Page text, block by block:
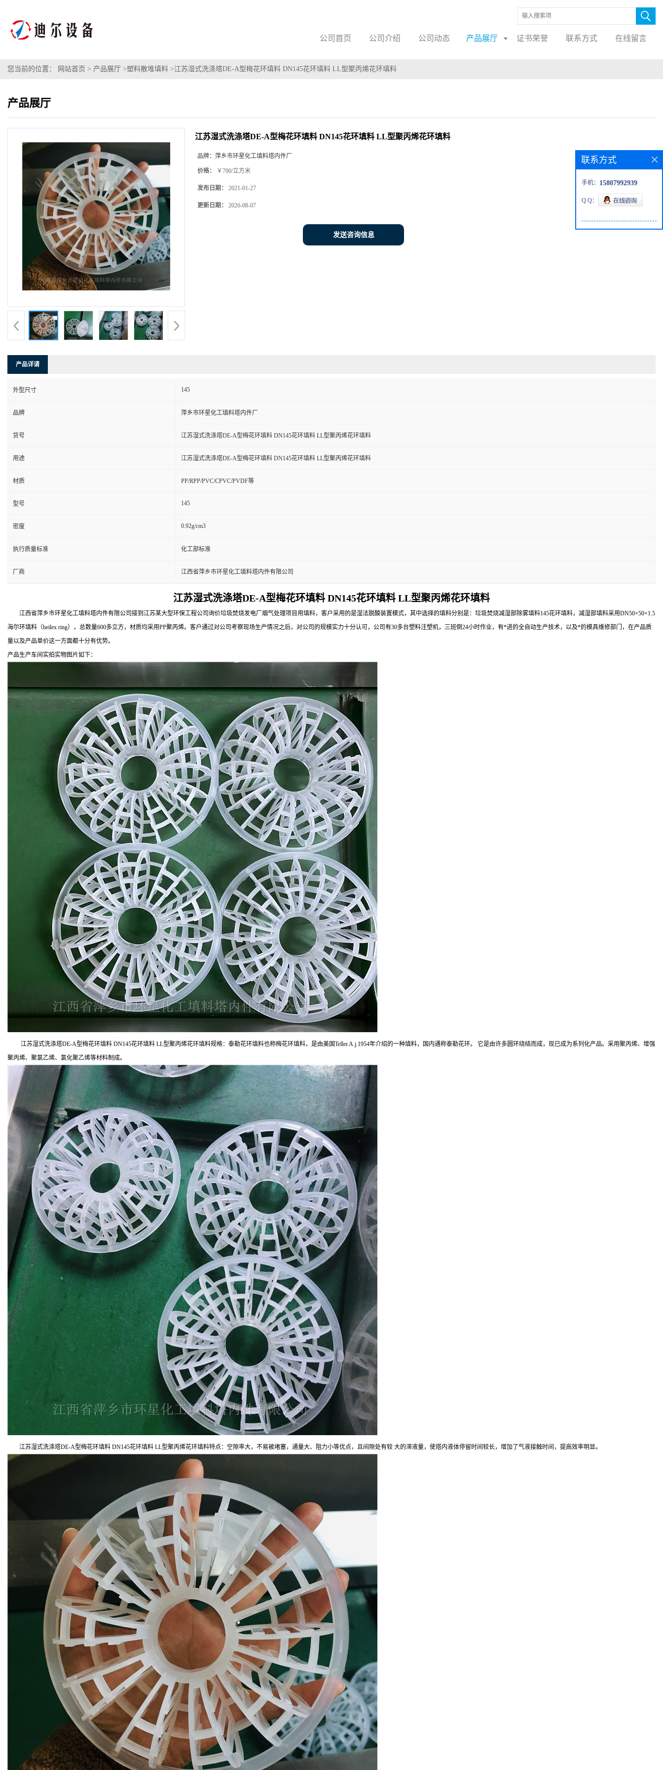
公司首页 公司介绍 公司动态 产品展厅 证书荣誉 联系方式 在线留言
您当前的位置： 网站首页 > 产品展厅 >塑料散堆填料 >江苏湿式洗涤塔DE-A型梅花环填料 DN145花环填料 LL型聚丙烯花环填料
产品展厅
江苏湿式洗涤塔DE-A型梅花环填料 DN145花环填料 LL型聚丙烯花环填料
品牌： 萍乡市环星化工填料塔内件厂
价格： ￥700/立方米
发布日期： 2021-01-27
更新日期： 2026-08-07
发送咨询信息
产品详请
外型尺寸 145
品牌 萍乡市环星化工填料塔内件厂
货号 江苏湿式洗涤塔DE-A型梅花环填料 DN145花环填料 LL型聚丙烯花环填料
用途 江苏湿式洗涤塔DE-A型梅花环填料 DN145花环填料 LL型聚丙烯花环填料
材质 PP/RPP/PVC/CPVC/PVDF等
型号 145
密度 0.92g/cm3
执行质量标准 化工部标准
厂商 江西省萍乡市环星化工填料塔内件有限公司
江苏湿式洗涤塔DE-A型梅花环填料 DN145花环填料 LL型聚丙烯花环填料
江西省萍乡市环星化工填料塔内件有限公司接到江苏某大型环保工程公司询价垃圾焚烧发电厂烟气处理项目用填料，客户采用的是湿法脱酸装置模式，其中选择的填料分别是：垃圾焚烧减湿部除雾填料145花环填料，减湿部填料采用DN50×50×1.5
海尔环填料（heilex ring），总数量600多立方，材质均采用PP聚丙烯。客户通过对公司考察现场生产情况之后，对公司的规模实力十分认可，公司有30多台塑料注塑机，三班倒24小时作业，有*进的全自动生产技术，以及*的模具维修部门，在产品质
量以及产品单价这一方面都十分有优势。
产品生产车间实拍实物图片如下：
江苏湿式洗涤塔DE-A型梅花环填料 DN145花环填料 LL型聚丙烯花环填料规格：泰勒花环填料也称梅花环填料，是由美国Teller.A.j.1954年介绍的一种填料，国内通称泰勒花环。 它是由许多圆环绕结而成，现已成为系列化产品。采用聚丙烯、增强
聚丙烯、聚氯乙烯、氯化聚乙烯等材料制成。
江苏湿式洗涤塔DE-A型梅花环填料 DN145花环填料 LL型聚丙烯花环填料特点：空隙率大，不易被堵塞，通量大、阻力小等优点，且间隙处有较 大的滞液量，使塔内液体停留时间较长，增加了气液接触时间，提高效率明显。
联系方式
手机： 15807992939
Q Q：